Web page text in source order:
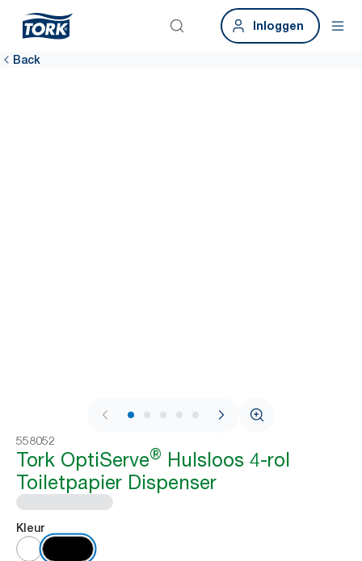
Inloggen
Back
1 / 9
558052
Tork OptiServe® Hulsloos 4-rol
Toiletpapier Dispenser
Kleur